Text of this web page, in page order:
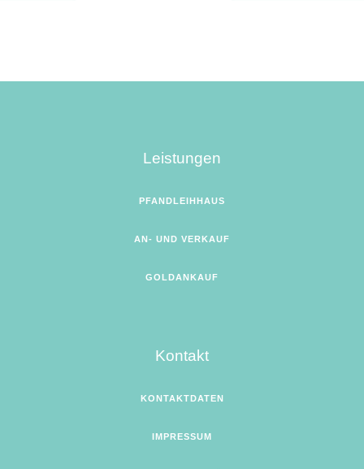
Leistungen
PFANDLEIHHAUS
AN- UND VERKAUF
GOLDANKAUF
Kontakt
KONTAKTDATEN
IMPRESSUM